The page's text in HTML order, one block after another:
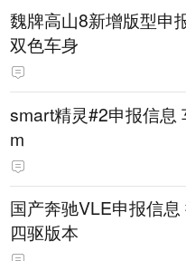
魏牌高山8新增版型申
双色车身
smart精灵#2申报信息
m
国产奔驰VLE申报信
四驱版本